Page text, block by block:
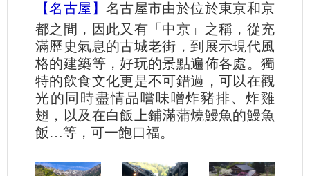
【名古屋】 名古屋市由於位於東京和京
都之間，因此又有「中京」之稱，從充
滿歷史氣息的古城老街，到展示現代風
格的建築等，好玩的景點遍佈各處。獨
特的飲食文化更是不可錯過，可以在觀
光的同時盡情品嚐味噌炸豬排、炸雞
翅，以及在白飯上鋪滿蒲燒鰻魚的鰻魚
飯…等，可一飽口福。